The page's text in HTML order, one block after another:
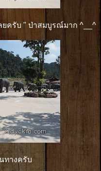
ยครับ " ป่าสมบูรณ์มาก ^__^
ทางครับ